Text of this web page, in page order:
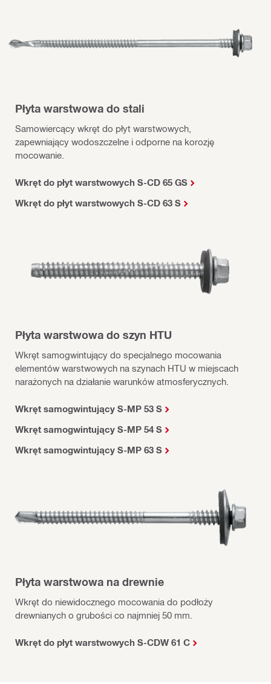
Płyta warstwowa do stali
Samowiercący wkręt do płyt warstwowych,
zapewniający wodoszczelne i odporne na korozję
mocowanie.
Wkręt do płyt warstwowych S-CD 65 GS
Wkręt do płyt warstwowych S-CD 63 S
Płyta warstwowa do szyn HTU
Wkręt samogwintujący do specjalnego mocowania
elementów warstwowych na szynach HTU w miejscach
narażonych na działanie warunków atmosferycznych.
Wkręt samogwintujący S-MP 53 S
Wkręt samogwintujący S-MP 54 S
Wkręt samogwintujący S-MP 63 S
Płyta warstwowa na drewnie
Wkręt do niewidocznego mocowania do podłoży
drewnianych o grubości co najmniej 50 mm.
Wkręt do płyt warstwowych S-CDW 61 C